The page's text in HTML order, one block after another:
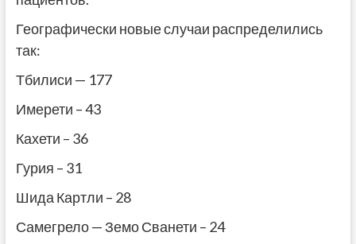
Географически новые случаи распределились
так:
Тбилиси — 177
Имерети – 43
Кахети – 36
Гурия – 31
Шида Картли – 28
Самегрело — Земо Сванети – 24